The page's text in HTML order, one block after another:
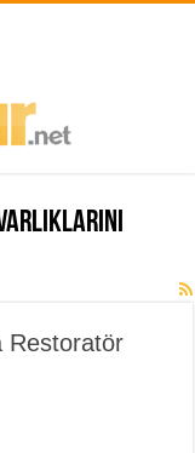
Restoratör